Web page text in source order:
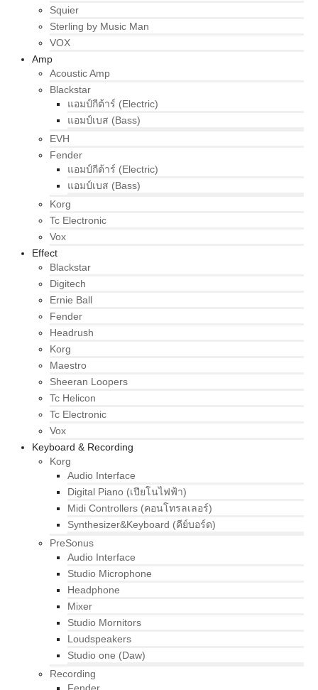
Squier
Sterling by Music Man
VOX
Amp
Acoustic Amp
Blackstar
แอมป์กีต้าร์ (Electric)
แอมป์เบส (Bass)
EVH
Fender
แอมป์กีต้าร์ (Electric)
แอมป์เบส (Bass)
Korg
Tc Electronic
Vox
Effect
Blackstar
Digitech
Ernie Ball
Fender
Headrush
Korg
Maestro
Sheeran Loopers
Tc Helicon
Tc Electronic
Vox
Keyboard & Recording
Korg
Audio Interface
Digital Piano (เปียโนไฟฟ้า)
Midi Controllers (คอนโทรลเลอร์)
Synthesizer&Keyboard (คีย์บอร์ด)
PreSonus
Audio Interface
Studio Microphone
Headphone
Mixer
Studio Mornitors
Loudspeakers
Studio one (Daw)
Recording